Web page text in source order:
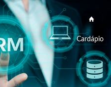
Cardápio